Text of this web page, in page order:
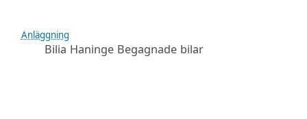
Anläggning
Bilia Haninge Begagnade bilar